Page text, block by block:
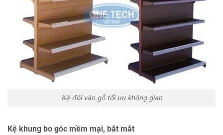
Kệ đôi vân gỗ tối ưu không gian
Kệ khung bo góc mềm mại, bắt mắt